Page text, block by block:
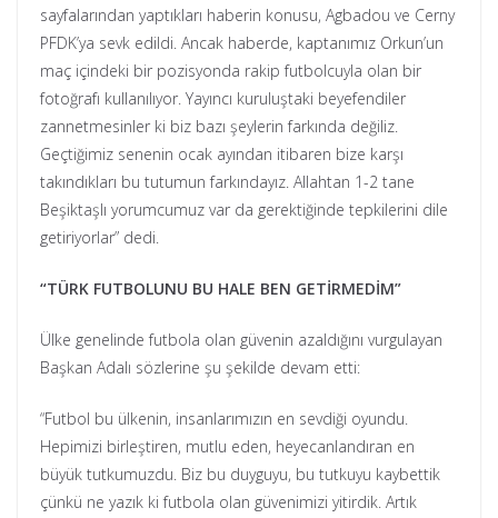
sayfalarından yaptıkları haberin konusu, Agbadou ve Cerny
PFDK’ya sevk edildi. Ancak haberde, kaptanımız Orkun’un
maç içindeki bir pozisyonda rakip futbolcuyla olan bir
fotoğrafı kullanılıyor. Yayıncı kuruluştaki beyefendiler
zannetmesinler ki biz bazı şeylerin farkında değiliz.
Geçtiğimiz senenin ocak ayından itibaren bize karşı
takındıkları bu tutumun farkındayız. Allahtan 1-2 tane
Beşiktaşlı yorumcumuz var da gerektiğinde tepkilerini dile
getiriyorlar” dedi.
“TÜRK FUTBOLUNU BU HALE BEN GETİRMEDİM”
Ülke genelinde futbola olan güvenin azaldığını vurgulayan
Başkan Adalı sözlerine şu şekilde devam etti:
“Futbol bu ülkenin, insanlarımızın en sevdiği oyundu.
Hepimizi birleştiren, mutlu eden, heyecanlandıran en
büyük tutkumuzdu. Biz bu duyguyu, bu tutkuyu kaybettik
çünkü ne yazık ki futbola olan güvenimizi yitirdik. Artık